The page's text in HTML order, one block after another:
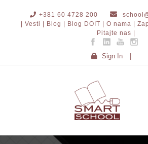
+381 60 4728 200
| Vesti |
Blog | Blog DOIT | O nama |
Pitajte nas |
Sign In